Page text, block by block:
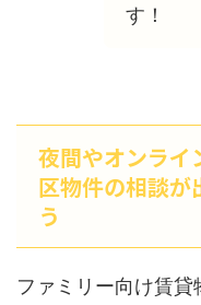
す！
夜間やオンライ
区物件の相談が
う
ファミリー向け賃貸